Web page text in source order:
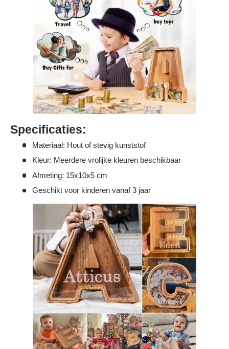
Specificaties:
Materiaal: Hout of stevig kunststof
Kleur: Meerdere vrolijke kleuren beschikbaar
Afmeting: 15x10x5 cm
Geschikt voor kinderen vanaf 3 jaar